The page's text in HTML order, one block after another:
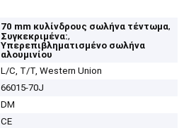
70 mm κυλίνδρους σωλήνα τέντωμα,
Συγκεκριμένα:,
Υπερεπιβληματισμένο σωλήνα
αλουμινίου
L/C, T/T, Western Union
66015-70J
DM
CE